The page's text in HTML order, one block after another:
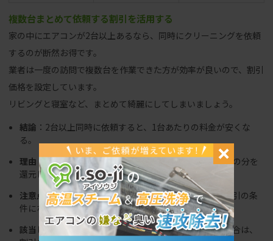
複数台まとめて依頼する割引を活用する
家の中にエアコンが2台以上あるなら、同時にクリーニングを依頼
するのが断然お得です。
業者は一度の訪問で複数台を作業できた方が効率が良いので、割引
価格を設定しています。
リビングと寝室など、まとめて綺麗にしてしまいましょう。
結論 ：2台以上同時に依頼すると、1台あたりの料金が安くな
る。
理由 ：業者の移動コストや準備の手間が省けるため、その分を
還元してくれる。
注意点 ：同じ日の同じ時間帯に作業してもらうことが割引の条
件になる場合が多い。
該当しないケース
：別々の日に分けて作業を依頼する場合は、